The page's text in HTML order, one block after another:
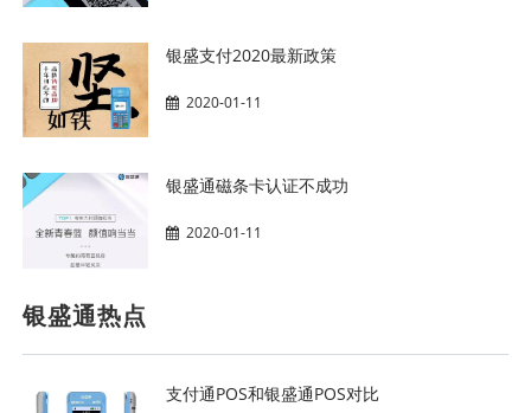
银盛支付2020最新政策
2020-01-11
银盛通磁条卡认证不成功
2020-01-11
银盛通热点
支付通POS和银盛通POS对比